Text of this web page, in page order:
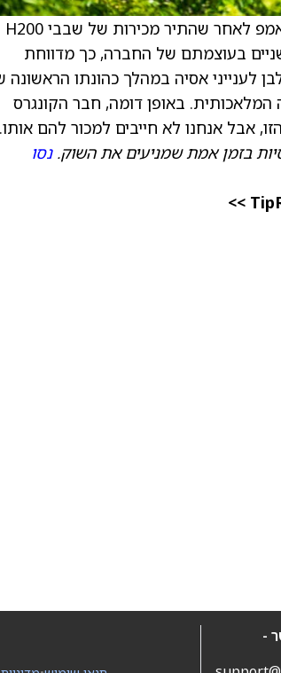
בעוצמתם של החברה, כך מדווחת
לענייני אסיה במהלך כהונתו הראשונה
באופן דומה, חבר הקונגרס
אבל אנחנו לא חייבים למכור להם
בזמן אמת שמניעים את השוק.נסו
-